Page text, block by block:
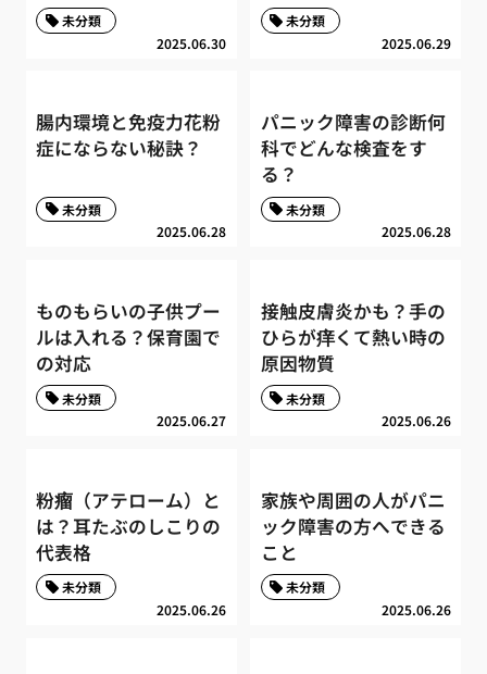
2025.06.30
未分類
2025.06.29
未分類
腸内環境と免疫力花粉
症にならない秘訣？
2025.06.28
未分類
パニック障害の診断何
科でどんな検査をす
る？
2025.06.28
未分類
ものもらいの子供プー
ルは入れる？保育園で
の対応
2025.06.27
未分類
接触皮膚炎かも？手の
ひらが痒くて熱い時の
原因物質
2025.06.26
未分類
粉瘤（アテローム）と
は？耳たぶのしこりの
代表格
2025.06.26
未分類
家族や周囲の人がパニ
ック障害の方へできる
こと
2025.06.26
未分類